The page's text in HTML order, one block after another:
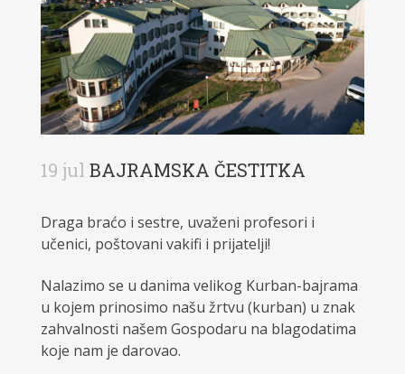
19 jul BAJRAMSKA ČESTITKA
Draga braćo i sestre, uvaženi profesori i
učenici, poštovani vakifi i prijatelji!
Nalazimo se u danima velikog Kurban-bajrama
u kojem prinosimo našu žrtvu (kurban) u znak
zahvalnosti našem Gospodaru na blagodatima
koje nam je darovao.